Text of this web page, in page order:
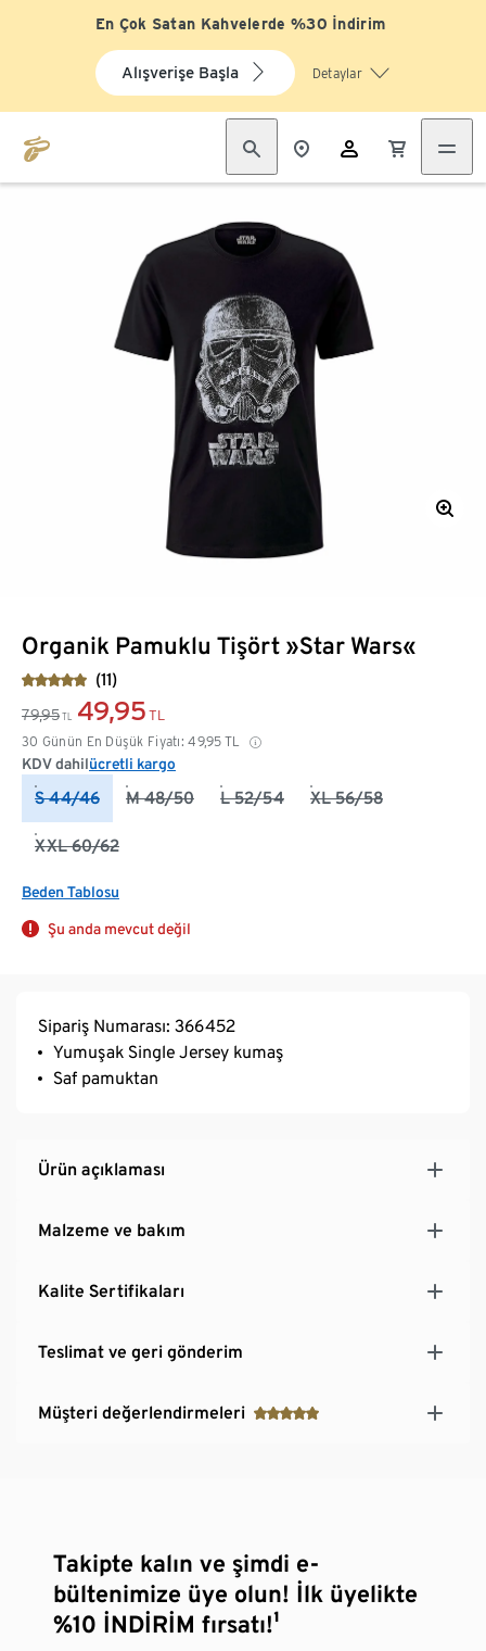
En Çok Satan Kahvelerde %30 İndirim
Alışverişe Başla Detaylar
Organik Pamuklu Tişört »Star Wars«
(11)
79,95 TL 49,95 TL
30 Günün En Düşük Fiyatı: 49,95 TL
KDV dahilücretli kargo
S 44/46 M 48/50 L 52/54 XL 56/58
XXL 60/62
Beden Tablosu
Şu anda mevcut değil
Sipariş Numarası: 366452
Yumuşak Single Jersey kumaş
Saf pamuktan
Ürün açıklaması
Malzeme ve bakım
Kalite Sertifikaları
Teslimat ve geri gönderim
Müşteri değerlendirmeleri
Takipte kalın ve şimdi e-
bültenimize üye olun! İlk üyelikte
%10 İNDİRİM fırsatı!¹